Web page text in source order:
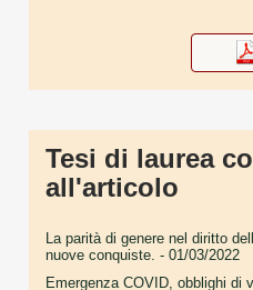
Tesi di laurea
all'articolo
La parità di genere nel diritto
nuove conquiste. - 01/03/2022
Emergenza COVID, obblighi di